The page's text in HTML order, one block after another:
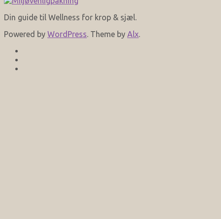
Din guide til Wellness for krop & sjæl.
Powered by WordPress. Theme by Alx.